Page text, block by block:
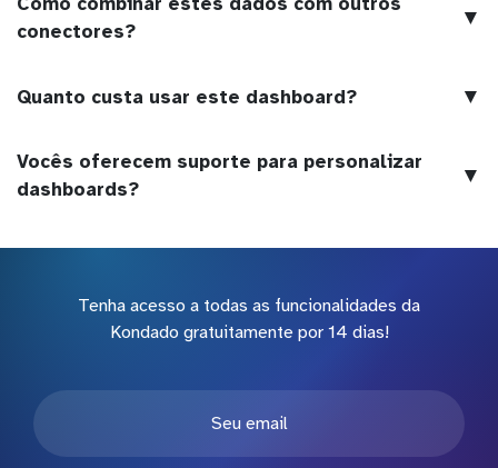
conectores?
▼
Quanto custa usar este dashboard? ▼
Vocês oferecem suporte para personalizar
dashboards?
▼
Tenha acesso a todas as funcionalidades da
Kondado gratuitamente por 14 dias!